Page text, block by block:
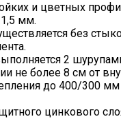
и цветных
мм.
без
2
не более 8 см от
до 400/300
цинкового